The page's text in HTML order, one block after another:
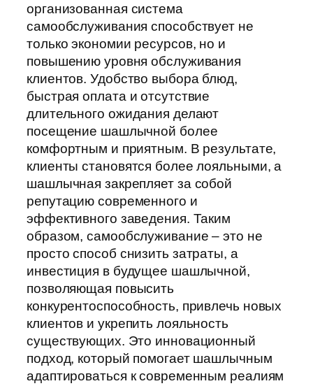
организованная система
самообслуживания способствует не
только экономии ресурсов, но и
повышению уровня обслуживания
клиентов. Удобство выбора блюд,
быстрая оплата и отсутствие
длительного ожидания делают
посещение шашлычной более
комфортным и приятным. В результате,
клиенты становятся более лояльными, а
шашлычная закрепляет за собой
репутацию современного и
эффективного заведения. Таким
образом, самообслуживание – это не
просто способ снизить затраты, а
инвестиция в будущее шашлычной,
позволяющая повысить
конкурентоспособность, привлечь новых
клиентов и укрепить лояльность
существующих. Это инновационный
подход, который помогает шашлычным
адаптироваться к современным реалиям